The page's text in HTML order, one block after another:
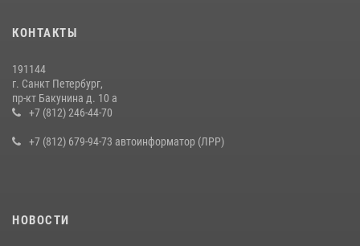
на III Международном петербургском цифровом форуме
В Ленобласти сотрудники Росгвардии провели встречу с
воспитанниками детского клуба «Умные каникулы»
КОНТАКТЫ
191144
г. Санкт Петербург,
пр-кт Бакунина д. 10 а
+7 (812) 246-44-70
+7 (812) 679-94-73 автоинформатор (ЛРР)
НОВОСТИ